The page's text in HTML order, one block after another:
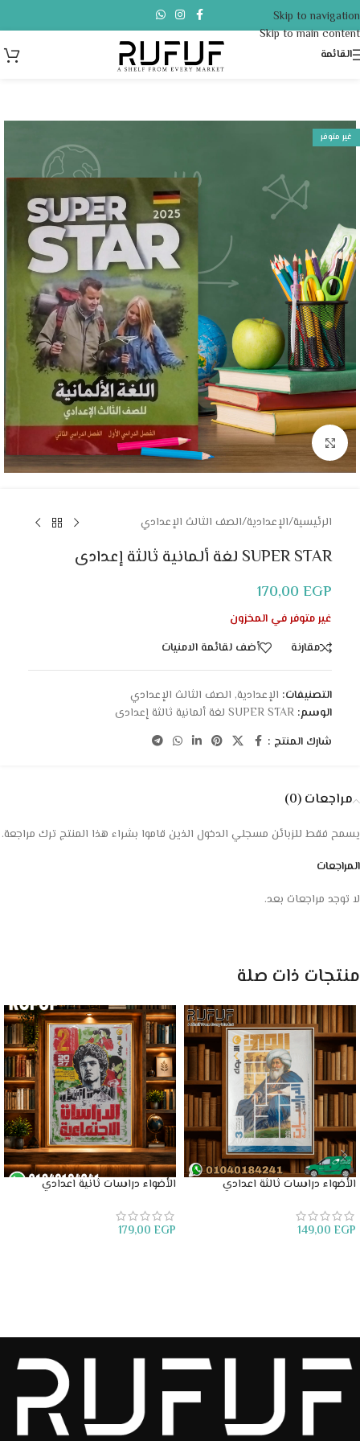
Skip to navigation
Skip to main content
القائمة
غير متوفر
Click to enlarge
الرئيسية/الإعدادية/الصف الثالث الإعدادي
SUPER STAR لغة ألمانية ثالثة إعدادى
170,00 EGP
غير متوفر في المخزون
مقارنة
أضف لقائمة الامنيات
التصنيفات: الإعدادية, الصف الثالث الإعدادي
الوسم: SUPER STAR لغة ألمانية ثالثة إعدادى
شارك المنتج :
مراجعات (0)
المراجعات
لا توجد مراجعات بعد.
يسمح فقط للزبائن مسجلي الدخول الذين قاموا بشراء هذا المنتج ترك مراجعة.
منتجات ذات صلة
الأضواء دراسات ثالثة اعدادي
149,00 EGP
الأضواء دراسات ثانية اعدادي
179,00 EGP